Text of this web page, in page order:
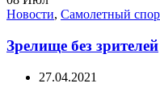
Новости, Самолетный
Зрелище без зрителей
27.04.2021